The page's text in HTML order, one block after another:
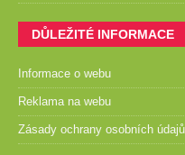
DŮLEŽITÉ INFORMACE
Informace o webu
Reklama na webu
Zásady ochrany osobních údajů